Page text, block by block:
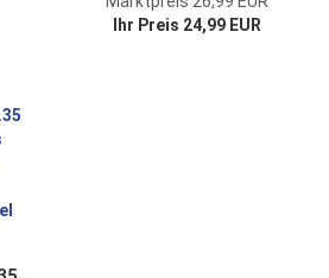
verzinkt XL
Erdanker für
Ihr Preis 24,99 EUR